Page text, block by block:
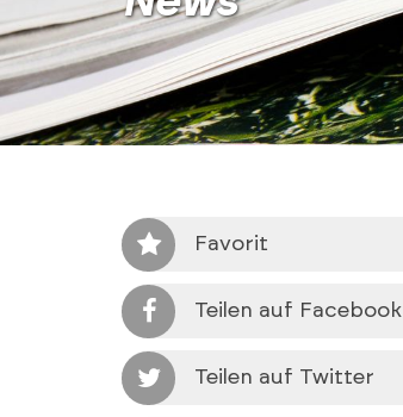
Favorit
Teilen auf Facebook
Teilen auf Twitter